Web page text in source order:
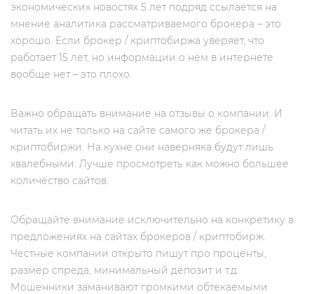
экономических новостях 5 лет подряд ссылается на
мнение аналитика рассматриваемого брокера – это
хорошо. Если брокер / криптобиржа уверяет, что
работает 15 лет, но информации о нём в интернете
вообще нет – это плохо.
Важно обращать внимание на отзывы о компании. И
читать их не только на сайте самого же брокера /
криптобиржи. На кухне они наверняка будут лишь
хвалебными. Лучше просмотреть как можно большее
количество сайтов.
Обращайте внимание исключительно на конкретику в
предложениях на сайтах брокеров / криптобирж.
Честные компании открыто пишут про проценты,
размер спреда, минимальный депозит и т.д.
Мошенники заманивают громкими обтекаемыми